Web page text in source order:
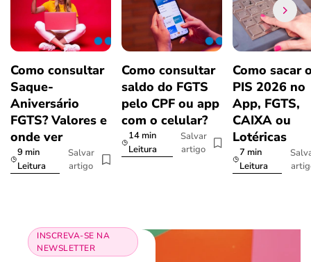
Como consultar
Saque-
Aniversário
FGTS? Valores e
onde ver
9 min
Leitura
Salvar
artigo
Como consultar
saldo do FGTS
pelo CPF ou app
com o celular?
14 min
Leitura
Salvar
artigo
Como sacar
PIS 2026 no
App, FGTS,
CAIXA ou
Lotéricas
7 min
Leitura
INSCREVA-SE NA
NEWSLETTER